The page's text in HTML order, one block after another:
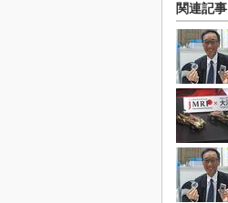
関連記事